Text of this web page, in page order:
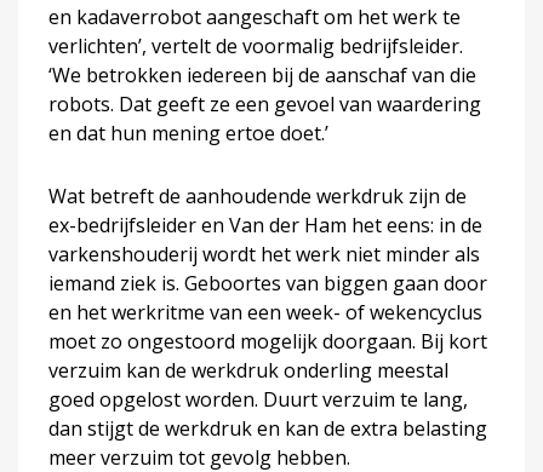
en kadaverrobot aangeschaft om het werk te
verlichten’, vertelt de voormalig bedrijfsleider.
‘We betrokken iedereen bij de aanschaf van die
robots. Dat geeft ze een gevoel van waardering
en dat hun mening ertoe doet.’
Wat betreft de aanhoudende werkdruk zijn de
ex-bedrijfsleider en Van der Ham het eens: in de
varkenshouderij wordt het werk niet minder als
iemand ziek is. Geboortes van biggen gaan door
en het werkritme van een week- of wekencyclus
moet zo ongestoord mogelijk doorgaan. Bij kort
verzuim kan de werkdruk onderling meestal
goed opgelost worden. Duurt verzuim te lang,
dan stijgt de werkdruk en kan de extra belasting
meer verzuim tot gevolg hebben.